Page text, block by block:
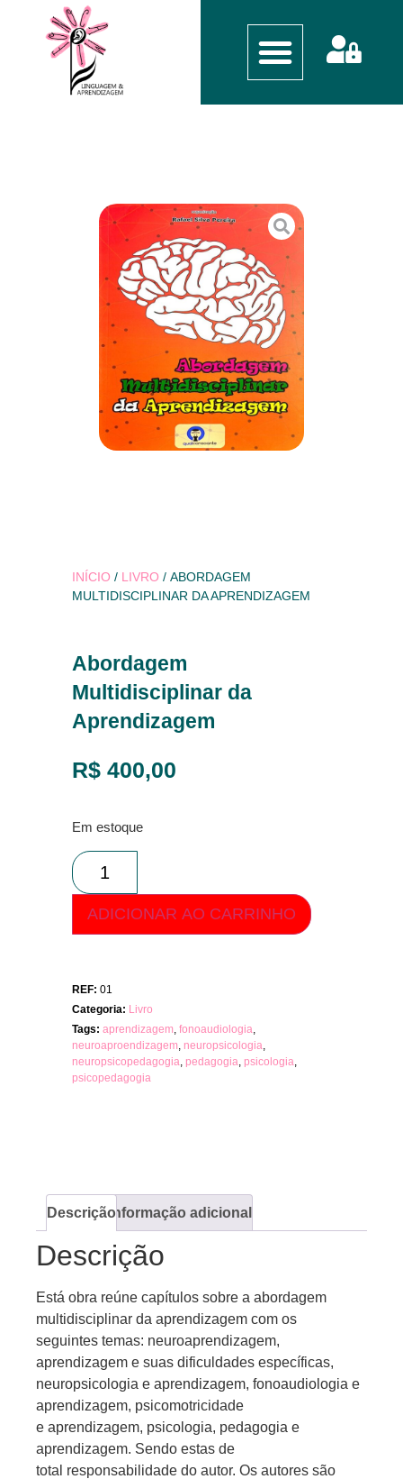
INÍCIO / LIVRO / ABORDAGEM
MULTIDISCIPLINAR DA APRENDIZAGEM
Abordagem
Multidisciplinar da
Aprendizagem
R$ 400,00
Em estoque
ADICIONAR AO CARRINHO
REF: 01
Categoria: Livro
Tags: aprendizagem fonoaudiologia
neuroaproendizagem neuropsicologia
neuropsicopedagogia pedagogia psicologia
psicopedagogia
DescriçãoInformação adicional
Descrição
Está obra reúne capítulos sobre a abordagem
multidisciplinar da aprendizagem com os
seguintes temas: neuroaprendizagem,
aprendizagem e suas dificuldades específicas,
neuropsicologia e aprendizagem, fonoaudiologia e
aprendizagem, psicomotricidade
e aprendizagem, psicologia, pedagogia e
aprendizagem. Sendo estas de
total responsabilidade do autor. Os autores são